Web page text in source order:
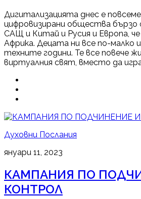
Дигитализацията днес е
цифровизирани общества
САЩ и Китай и Русия и Европа,
Африка. Децата ни все по-малко
техните години. Те все повече
виртуалния свят, вместо да
Духовни Послания
януари 11, 2023
КАМПАНИЯ ПО
КОНТРОЛ